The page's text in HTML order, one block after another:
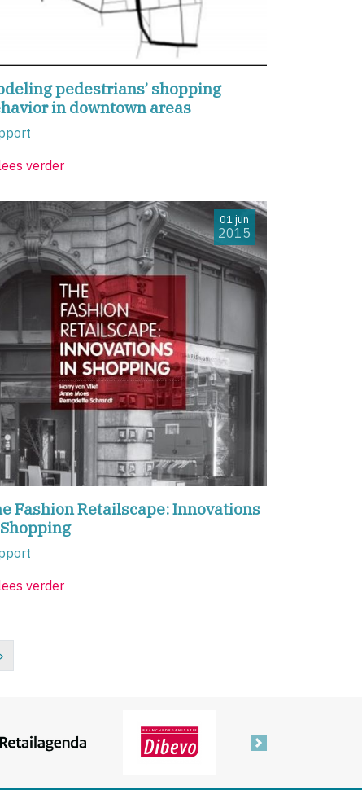
pedestrians’ shopping
in downtown areas
verder
Fashion Retailscape: Innovations
01 jun
2015
verder
Volgende